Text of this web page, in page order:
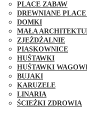
PLACE ZABAW
DREWNIANE
DOMKI
MAŁA
ZJEŻDŻALNIE
PIASKOWNICE
HUŚTAWKI
HUŚTAWKI
BUJAKI
KARUZELE
LINARIA
ŚCIEŻKI ZDROWIA